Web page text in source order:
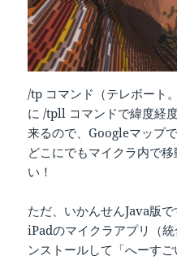
/tp コマンド（テレボート
に /tpll コマンドで緯度経
来るので、Googleマップ
どこにでもマイクラ内で
い！
ただ、いかんせんJava版
iPadのマイクラアプリ（
ンストールして「へーす